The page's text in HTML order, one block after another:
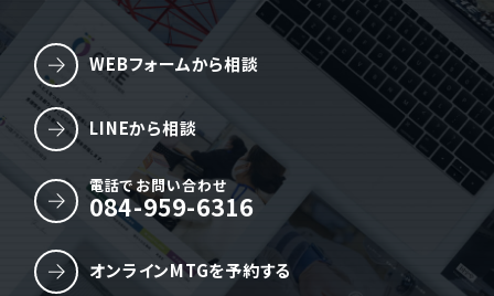
WEBフォームから相談
LINEから相談
電話でお問い合わせ
084-959-6316
オンラインMTGを予約する